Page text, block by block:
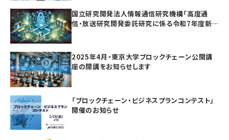
国立研究開発法人情報通信研究機構「高度通
信・放送研究開発委託研究に係る令和7年度新
2025年4月・東京大学ブロックチェーン公開講
座の開講をお知らせします
「ブロックチェーン・ビジネスプランコンテスト」
開催のお知らせ